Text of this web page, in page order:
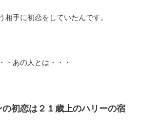
相手に初恋をしていたんです。
・あの人とは・・・
の初恋は２１歳上のハリーの宿